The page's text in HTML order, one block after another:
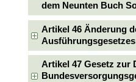
dem Neunten Buch
Artikel 46 Änderung
Artikel 47 Gesetz zur